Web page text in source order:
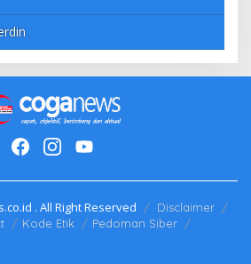
. All Right Reserved
Disclaimer
Kode Etik
Pedoman Siber